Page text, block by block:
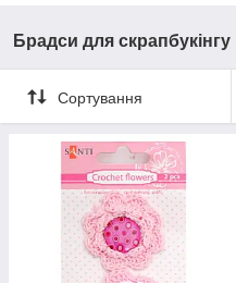
Брадси для скрапбукінгу
Сортування